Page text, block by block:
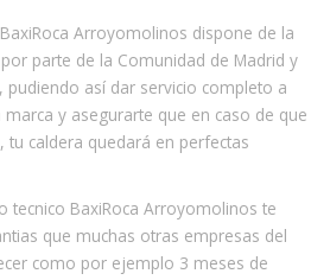
Arroyomolinos dispone de la
parte de la Comunidad de Madrid y
pudiendo así dar servicio completo a
y asegurarte que en caso de que
tu caldera quedará en perfectas
tecnico BaxiRoca Arroyomolinos te
que muchas otras empresas del
como por ejemplo 3 meses de